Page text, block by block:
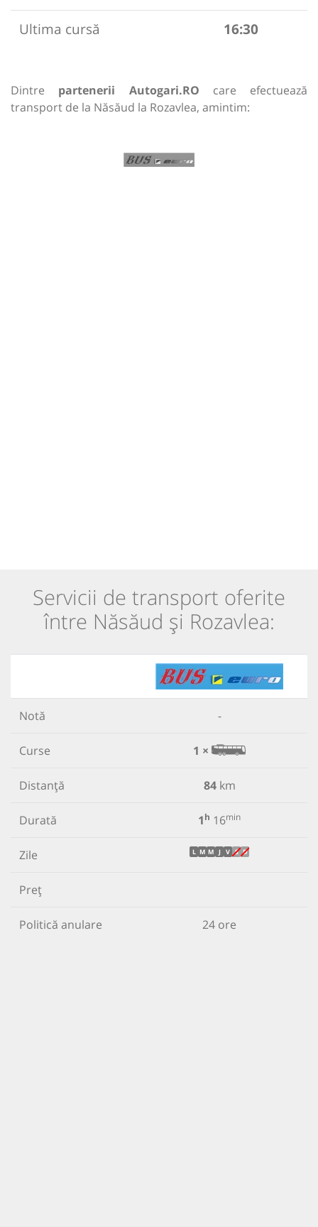
Ultima cursă
16:30
Dintre partenerii Autogari.RO care efectuează
transport de la Năsăud la Rozavlea, amintim:
Servicii de transport oferite
între Năsăud și Rozavlea:
Notă -
Curse 1 ×
Distanță 84km
Durată 1h 16min
Zile L M M J V S D
Preț
Politică anulare 24 ore